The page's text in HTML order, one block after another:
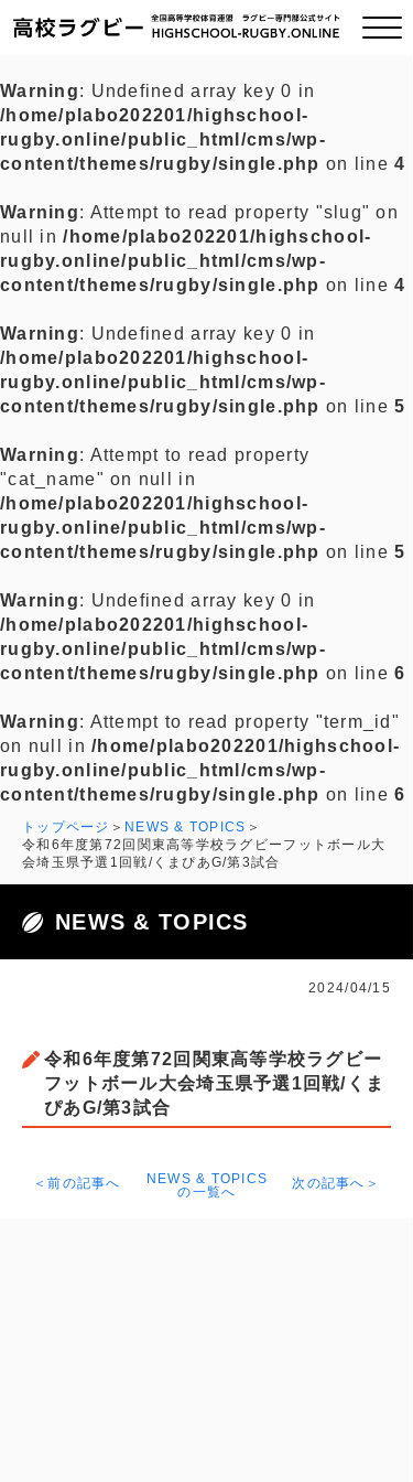
ご挨拶
全国チーム紹介
プライバシーポリシー
お問い合わせ
Warning: Undefined array key 0 in
/home/plabo202201/highschool-
rugby.online/public_html/cms/wp-
content/themes/rugby/single.php on line4
Warning: Attempt to read property "slug" on
null in/home/plabo202201/highschool-
rugby.online/public_html/cms/wp-
content/themes/rugby/single.php on line4
Warning: Undefined array key 0 in
/home/plabo202201/highschool-
rugby.online/public_html/cms/wp-
content/themes/rugby/single.php on line5
Warning: Attempt to read property
"cat_name" on null in
/home/plabo202201/highschool-
rugby.online/public_html/cms/wp-
content/themes/rugby/single.php on line5
Warning: Undefined array key 0 in
/home/plabo202201/highschool-
rugby.online/public_html/cms/wp-
content/themes/rugby/single.php on line6
Warning: Attempt to read property "term_id"
on null in/home/plabo202201/highschool-
rugby.online/public_html/cms/wp-
content/themes/rugby/single.php on line6
トップページ
NEWS & TOPICS
令和6年度第72回関東高等学校ラグビーフットボール大
会埼玉県予選1回戦/くまぴあG/第3試合
NEWS & TOPICS
2024/04/15
令和6年度第72回関東高等学校ラグビー
フットボール大会埼玉県予選1回戦/くま
ぴあG/第3試合
＜前の記事へ
NEWS & TOPICS
の一覧へ
次の記事へ＞